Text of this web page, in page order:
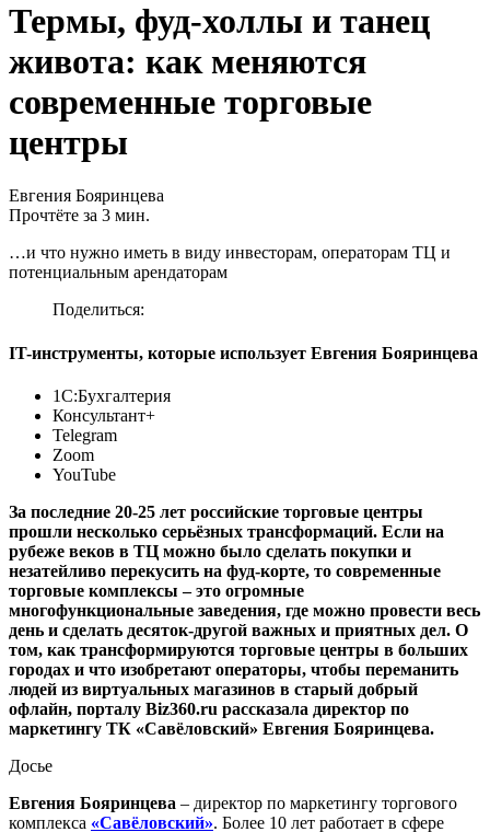
Термы, фуд-холлы и танец
живота: как меняются
современные торговые
центры
Евгения Бояринцева
Прочтёте за 3 мин.
…и что нужно иметь в виду инвесторам, операторам ТЦ и
потенциальным арендаторам
Поделиться:
IT-инструменты, которые использует Евгения Бояринцева
1С:Бухгалтерия
Консультант+
Telegram
Zoom
YouTube
За последние 20-25 лет российские торговые центры
прошли несколько серьёзных трансформаций. Если на
рубеже веков в ТЦ можно было сделать покупки и
незатейливо перекусить на фуд-корте, то современные
торговые комплексы – это огромные
многофункциональные заведения, где можно провести весь
день и сделать десяток-другой важных и приятных дел. О
том, как трансформируются торговые центры в больших
городах и что изобретают операторы, чтобы переманить
людей из виртуальных магазинов в старый добрый
офлайн, порталу Biz360.ru рассказала директор по
маркетингу ТК «Савёловский» Евгения Бояринцева.
Досье
Евгения Бояринцева – директор по маркетингу торгового
комплекса «Савёловский». Более 10 лет работает в сфере